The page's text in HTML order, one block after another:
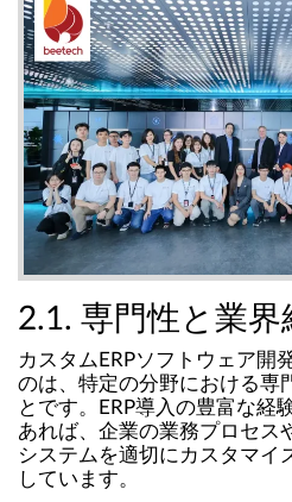
2.1. 専門性と業界
カスタムERPソフトウェア開
のは、特定の分野における専
とです。ERP導入の豊富な経
あれば、企業の業務プロセス
システムを適切にカスタマイ
しています。